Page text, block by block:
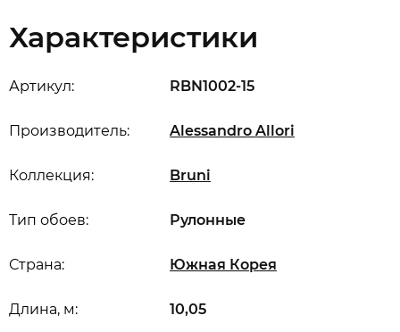
Характеристики
Артикул: RBN1002-15
Производитель: Alessandro Allori
Коллекция: Bruni
Длина, м: 10,05
Страна: Южная Корея
Тип обоев: Рулонные